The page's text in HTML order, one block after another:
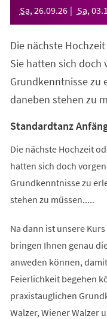
Sa, 26.09.26 Sa, 03.
Die nächste
Sie hatten sich doch
Grundkenntnisse zu
daneben stehen zu
Standardtanz
Die nächste Hochzeit
hatten sich doch
Grundkenntnisse zu
stehen zu müssen.....
Na dann ist unsere
bringen Ihnen genau
anweden können,
Feierlichkeit begehen
praxistauglichen
Walzer, Wiener Walzer